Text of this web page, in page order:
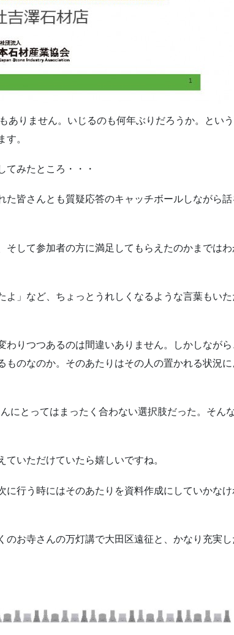
ありません。いじるのも何年ぶりだろうか。とい
す。
てみたところ・・・
皆さんとも質疑応答のキャッチボールしながら
そして参加者の方に満足してもらえたのかまでは
よ」など、ちょっとうれしくなるような言葉もい
りつつあるのは間違いありません。しかしなが
のなのか。そのあたりはその人の置かれる状況
にとってはまったく合わない選択肢だった。そん
いただけていたら嬉しいですね。
行う時にはそのあたりを資料作成にしていかなけ
お寺さんの万灯講で大田区遠征と、かなり充実